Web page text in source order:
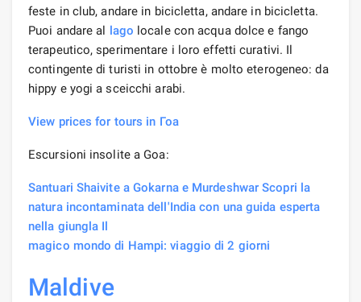
feste in club, andare in bicicletta, andare in bicicletta.
Puoi andare al lago locale con acqua dolce e fango
terapeutico, sperimentare i loro effetti curativi. Il
contingente di turisti in ottobre è molto eterogeneo: da
hippy e yogi a sceicchi arabi.
View prices for tours in Гоа
Escursioni insolite a Goa:
Santuari Shaivite a Gokarna e Murdeshwar Scopri la
natura incontaminata dell'India con una guida esperta
nella giungla Il
magico mondo di Hampi: viaggio di 2 giorni
Maldive